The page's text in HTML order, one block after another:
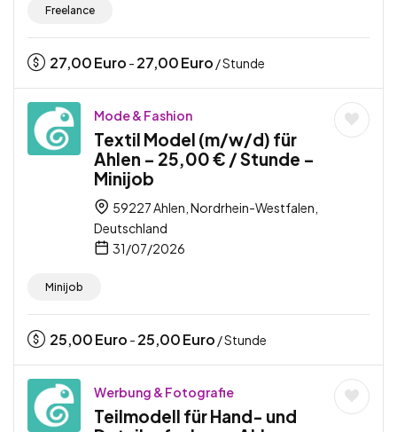
Freelance
27,00Euro - 27,00Euro / Stunde
Mode & Fashion
Textil Model (m/w/d) für
Ahlen – 25,00 € / Stunde –
Minijob
59227 Ahlen, Nordrhein-Westfalen,
Deutschland
31/07/2026
Minijob
25,00Euro - 25,00Euro / Stunde
Werbung & Fotografie
Teilmodell für Hand- und